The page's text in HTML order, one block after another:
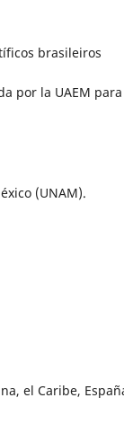
brasileiros
por la UAEM
(UNAM).
el Caribe,